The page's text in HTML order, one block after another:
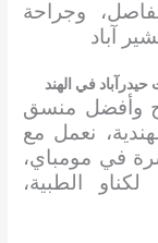
وجراحة
آباد
في الهند
وأفضل منسق
نعمل مع
في مومباي،
لكناو الطبية،